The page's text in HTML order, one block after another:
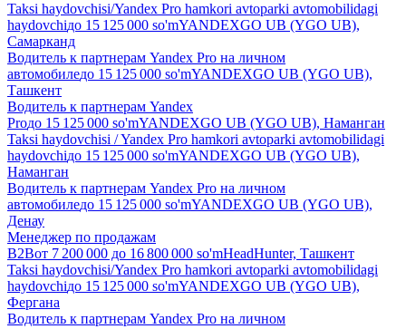
Taksi haydovchisi/Yandex Pro hamkori avtoparki avtomobilidagi
haydovchiдо 15 125 000 so'mYANDEXGO UB (YGO UB),
Самарканд
Водитель к партнерам Yandex Pro на личном
автомобиледо 15 125 000 so'mYANDEXGO UB (YGO UB),
Ташкент
Водитель к партнерам Yandex
Proдо 15 125 000 so'mYANDEXGO UB (YGO UB), Наманган
Taksi haydovchisi / Yandex Pro hamkori avtoparki avtomobilidagi
haydovchiдо 15 125 000 so'mYANDEXGO UB (YGO UB),
Наманган
Водитель к партнерам Yandex Pro на личном
автомобиледо 15 125 000 so'mYANDEXGO UB (YGO UB),
Денау
Менеджер по продажам
B2Bот 7 200 000 до 16 800 000 so'mHeadHunter, Ташкент
Taksi haydovchisi/Yandex Pro hamkori avtoparki avtomobilidagi
haydovchiдо 15 125 000 so'mYANDEXGO UB (YGO UB),
Фергана
Водитель к партнерам Yandex Pro на личном